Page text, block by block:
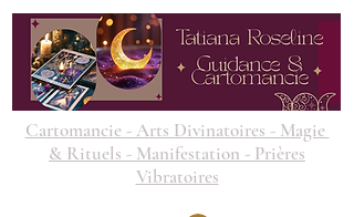
Cartomancie - Arts Divinatoires - Magie
& Rituels - Manifestation - Prières
Vibratoires